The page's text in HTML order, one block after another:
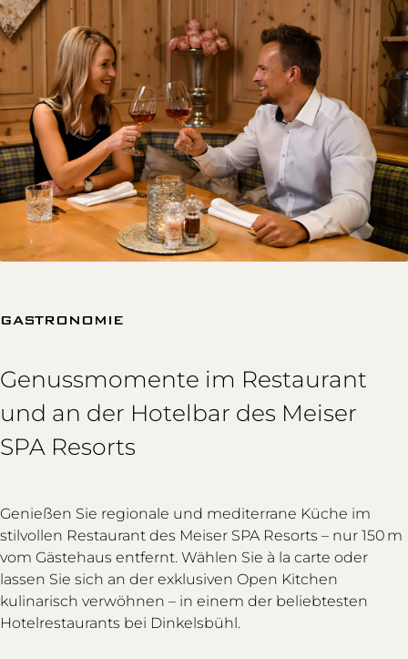
GASTRONOMIE
Genussmomente im Restaurant
und an der Hotelbar des Meiser
SPA Resorts
Genießen Sie regionale und mediterrane Küche im
stilvollen Restaurant des Meiser SPA Resorts – nur 150 m
vom Gästehaus entfernt. Wählen Sie à la carte oder
lassen Sie sich an der exklusiven Open Kitchen
kulinarisch verwöhnen – in einem der beliebtesten
Hotelrestaurants bei Dinkelsbühl.